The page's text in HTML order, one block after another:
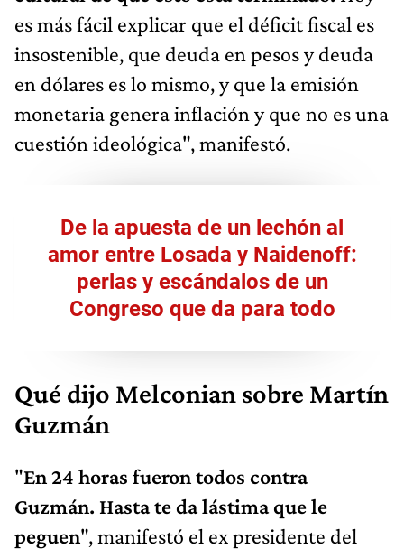
es más fácil explicar que el déficit fiscal es
insostenible, que deuda en pesos y deuda
en dólares es lo mismo, y que la emisión
monetaria genera inflación y que no es una
cuestión ideológica", manifestó.
De la apuesta de un lechón al
amor entre Losada y Naidenoff:
perlas y escándalos de un
Congreso que da para todo
Qué dijo Melconian sobre Martín
Guzmán
"En 24 horas fueron todos contra
Guzmán. Hasta te da lástima que le
peguen", manifestó el ex presidente del